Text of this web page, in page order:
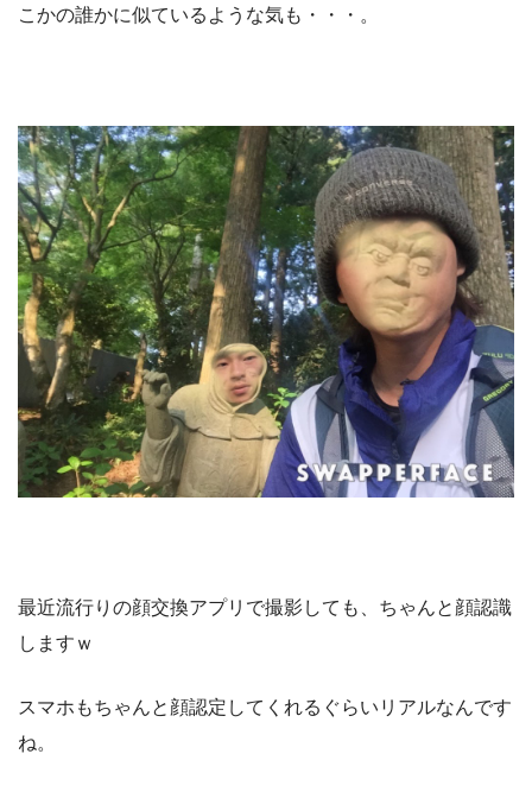
こかの誰かに似ているような気も・・・。
最近流行りの顔交換アプリで撮影しても、ちゃんと顔認識
しますｗ
スマホもちゃんと顔認定してくれるぐらいリアルなんです
ね。